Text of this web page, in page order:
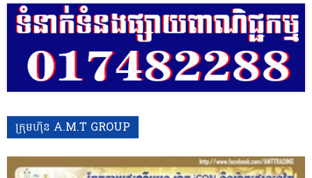
ក្រុមហ៊ុន A.M.T GROUP